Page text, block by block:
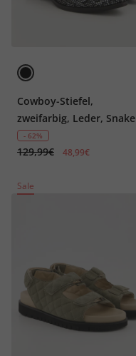
Cowboy-Stiefel,
zweifarbig, Leder, Snake
Print, Stickereien
- 62%
129,99€ 48,99€
Sale